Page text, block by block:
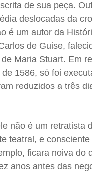
de sua peça.
deslocadas da
é um autor da
de Guise,
Maria Stuart. Em
1586, só foi
reduzidos a três
não é um retratista
teatral, e
ficara noiva do
anos antes das